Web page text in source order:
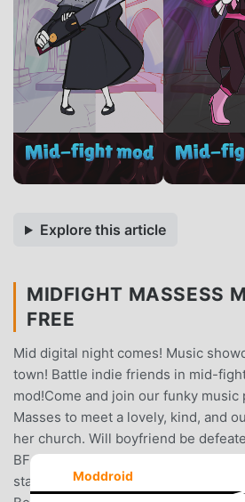
Explore this article
MIDFIGHT MASSESS
FREE
Mid digital night comes! Music
town! Battle indie friends in mid-
mod!Come and join our funky
Masses to meet a lovely, kind, and
her church. Will boyfriend be
BF take GF' heart back through
started!HOW TO PLAY?- Make
Moddroid